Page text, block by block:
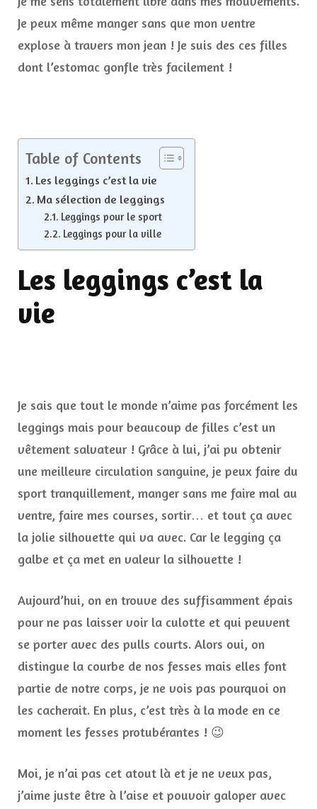
Je peux même manger sans que mon ventre
explose à travers mon jean ! Je suis des ces filles
dont l’estomac gonfle très facilement !
Table of Contents
Les leggings c’est la vie
Ma sélection de leggings
Leggings pour le sport
Leggings pour la ville
Les leggings c’est la
vie
Je sais que tout le monde n’aime pas forcément les
leggings mais pour beaucoup de filles c’est un
vêtement salvateur ! Grâce à lui, j’ai pu obtenir
une meilleure circulation sanguine, je peux faire du
sport tranquillement, manger sans me faire mal au
ventre, faire mes courses, sortir… et tout ça avec
la jolie silhouette qui va avec. Car le legging ça
galbe et ça met en valeur la silhouette !
Aujourd’hui, on en trouve des suffisamment épais
pour ne pas laisser voir la culotte et qui peuvent
se porter avec des pulls courts. Alors oui, on
distingue la courbe de nos fesses mais elles font
partie de notre corps, je ne vois pas pourquoi on
les cacherait. En plus, c’est très à la mode en ce
moment les fesses protubérantes ! 😉
Moi, je n’ai pas cet atout là et je ne veux pas,
j’aime juste être à l’aise et pouvoir galoper avec